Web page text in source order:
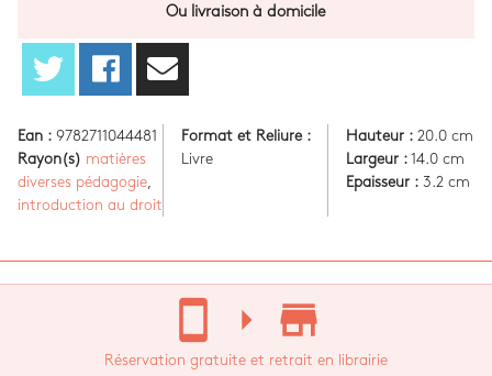
Ou livraison à domicile
Ean : 9782711044481
Rayon(s) matières
diverses pédagogie
introduction au droit
Format et Reliure :
Livre
Hauteur :20.0 cm
Largeur :14.0 cm
Epaisseur :3.2 cm
stay_current_portrait arrow_right store_mall_directory
Réservation gratuite et retrait en librairie